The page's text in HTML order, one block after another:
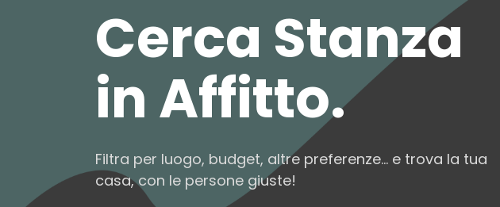
Cerca Stanza
in Affitto.
Filtra per luogo, budget, altre preferenze… e trova la tua
casa, con le persone giuste!